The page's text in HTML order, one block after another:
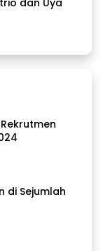
dan Uya
di Sejumlah